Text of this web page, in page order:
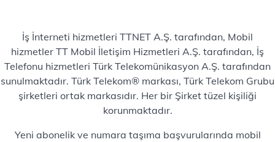
İş İnterneti hizmetleri TTNET A.Ş. tarafından, Mobil
hizmetler TT Mobil İletişim Hizmetleri A.Ş. tarafından, İş
Telefonu hizmetleri Türk Telekomünikasyon A.Ş. tarafından
sunulmaktadır. Türk Telekom® markası, Türk Telekom Grubu
şirketleri ortak markasıdır. Her bir Şirket tüzel kişiliği
korunmaktadır.
Yeni abonelik ve numara taşıma başvurularında mobil